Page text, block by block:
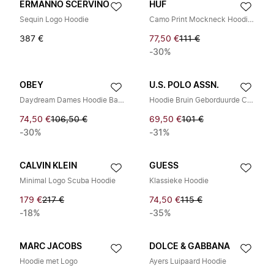
ERMANNO SCERVINO
Sequin Logo Hoodie
387 €
HUF
Camo Print Mockneck Hoodie Dames
77,50 €111 €
-30%
OBEY
Daydream Dames Hoodie Basic Fleece Bruin
74,50 €106,50 €
-30%
U.S. POLO ASSN.
Hoodie Bruin Geborduurde Contrastdetails
69,50 €101 €
-31%
CALVIN KLEIN
Minimal Logo Scuba Hoodie
179 €217 €
-18%
GUESS
Klassieke Hoodie
74,50 €115 €
-35%
MARC JACOBS
Hoodie met Logo
DOLCE & GABBANA
Ayers Luipaard Hoodie